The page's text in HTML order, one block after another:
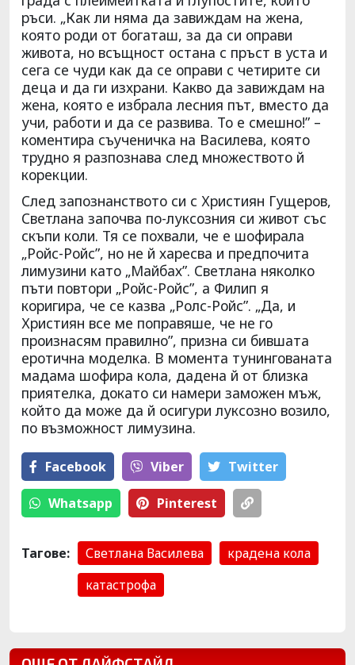
ръси. „Как ли няма да завиждам на жена,
която роди от богаташ, за да си оправи
живота, но всъщност остана с пръст в уста и
сега се чуди как да се оправи с четирите си
деца и да ги изхрани. Какво да завиждам на
жена, която е избрала лесния път, вместо да
учи, работи и да се развива. То е смешно!” –
коментира съученичка на Василева, която
трудно я разпознава след множеството й
корекции.
След запознанството си с Християн Гущеров,
Светлана започва по-луксозния си живот със
скъпи коли. Тя се похвали, че е шофирала
„Ройс-Ройс”, но не й харесва и предпочита
лимузини като „Майбах”. Светлана няколко
пъти повтори „Ройс-Ройс”, а Филип я
коригира, че се казва „Ролс-Ройс”. „Да, и
Християн все ме поправяше, че не го
произнасям правилно”, призна си бившата
еротична моделка. В момента тунингованата
мадама шофира кола, дадена й от близка
приятелка, докато си намери заможен мъж,
който да може да й осигури луксозно возило,
по възможност лимузина.
Facebook Viber Тwitter
Whatsapp Pinterest
Тагове: Светлана Василева
крадена кола
катастрофа